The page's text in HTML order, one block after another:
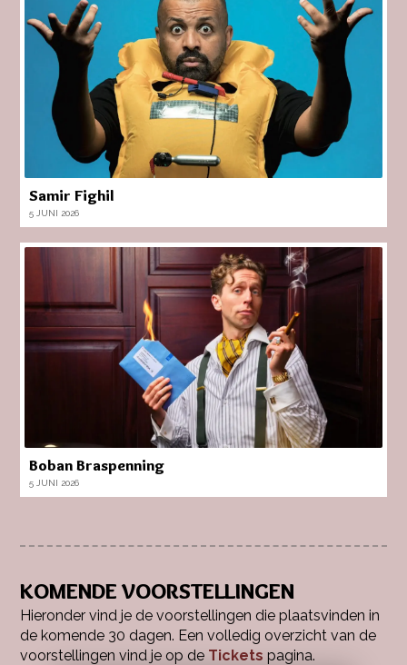
Samir Fighil
5 JUNI 2026
Boban Braspenning
5 JUNI 2026
KOMENDE VOORSTELLINGEN
Hieronder vind je de voorstellingen die plaatsvinden in
de komende 30 dagen. Een volledig overzicht van de
voorstellingen vind je op de Tickets pagina.